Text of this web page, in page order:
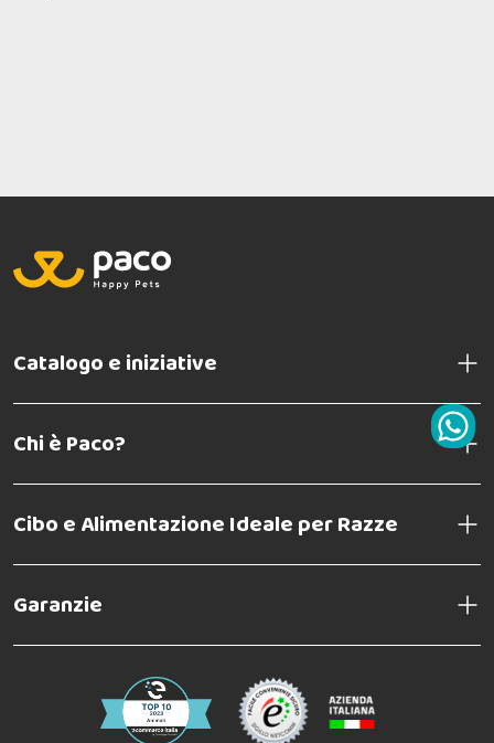
Catalogo e iniziative
Chi è Paco?
Cibo e Alimentazione Ideale per Razze
Garanzie